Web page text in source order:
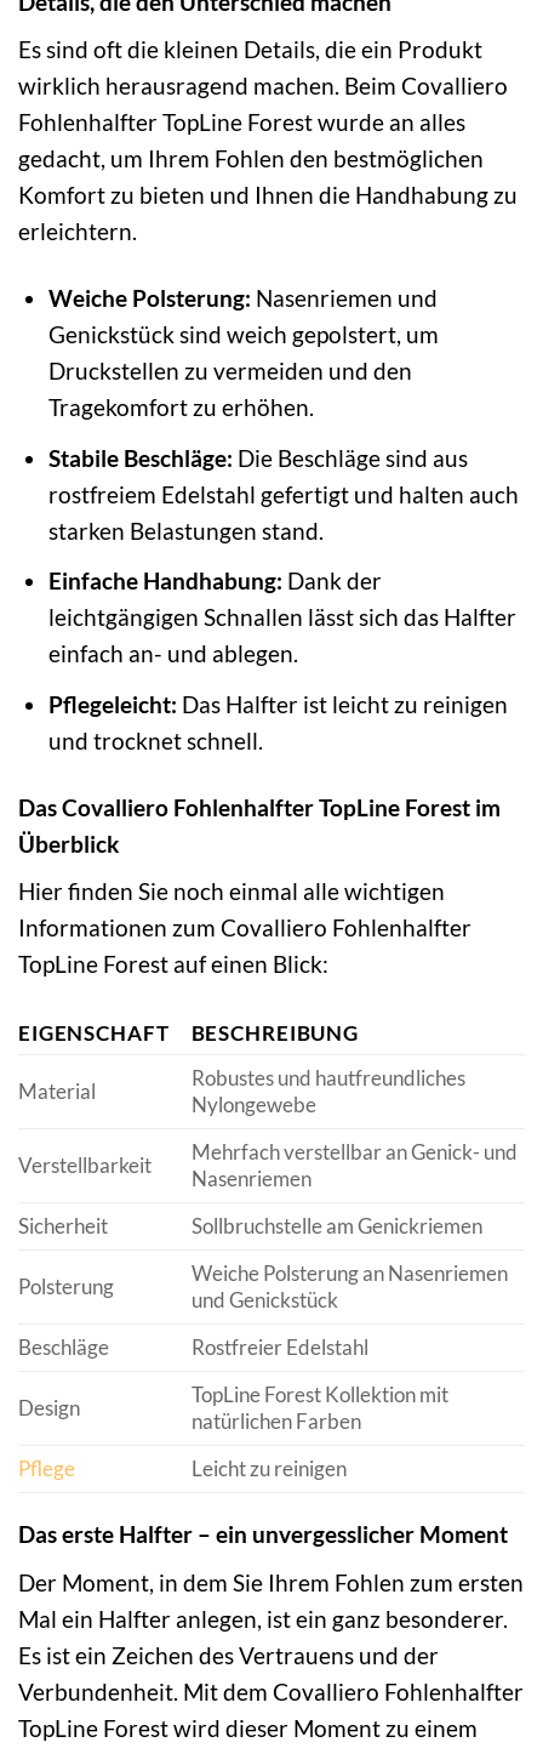
Es sind oft die kleinen Details, die ein Produkt
wirklich herausragend machen. Beim Covalliero
Fohlenhalfter TopLine Forest wurde an alles
gedacht, um Ihrem Fohlen den bestmöglichen
Komfort zu bieten und Ihnen die Handhabung zu
erleichtern.
Weiche Polsterung: Nasenriemen und
Genickstück sind weich gepolstert, um
Druckstellen zu vermeiden und den
Tragekomfort zu erhöhen.
Stabile Beschläge: Die Beschläge sind aus
rostfreiem Edelstahl gefertigt und halten auch
starken Belastungen stand.
Einfache Handhabung: Dank der
leichtgängigen Schnallen lässt sich das Halfter
einfach an- und ablegen.
Pflegeleicht: Das Halfter ist leicht zu reinigen
und trocknet schnell.
Das Covalliero Fohlenhalfter TopLine Forest im
Überblick
Hier finden Sie noch einmal alle wichtigen
Informationen zum Covalliero Fohlenhalfter
TopLine Forest auf einen Blick:
EIGENSCHAFT BESCHREIBUNG
Material
Robustes und hautfreundliches
Nylongewebe
Verstellbarkeit
Mehrfach verstellbar an Genick- und
Nasenriemen
Sicherheit
Sollbruchstelle am Genickriemen
Polsterung
Weiche Polsterung an Nasenriemen
und Genickstück
Beschläge
Rostfreier Edelstahl
Design
TopLine Forest Kollektion mit
natürlichen Farben
Pflege
Leicht zu reinigen
Das erste Halfter – ein unvergesslicher Moment
Der Moment, in dem Sie Ihrem Fohlen zum ersten
Mal ein Halfter anlegen, ist ein ganz besonderer.
Es ist ein Zeichen des Vertrauens und der
Verbundenheit. Mit dem Covalliero Fohlenhalfter
TopLine Forest wird dieser Moment zu einem